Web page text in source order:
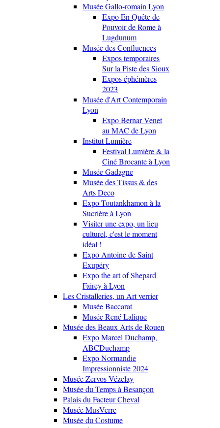
Musée Gallo-romain Lyon
Expo En Quête de
Pouvoir de Rome à
Lugdunum
Musée des Confluences
Expos temporaires
Sur la Piste des Sioux
Expos éphémères
2023
Musée d'Art Contemporain
Lyon
Expo Bernar Venet
au MAC de Lyon
Institut Lumière
Festival Lumière & la
Ciné Brocante à Lyon
Musée Gadagne
Musée des Tissus & des
Arts Deco
Expo Toutankhamon à la
Sucrière à Lyon
Visiter une expo, un lieu
culturel, c'est le moment
idéal !
Expo Antoine de Saint
Exupéry
Expo the art of Shepard
Fairey à Lyon
Les Cristalleries, un Art verrier
Musée Baccarat
Musée René Lalique
Musée des Beaux Arts de Rouen
Expo Marcel Duchamp,
ABCDuchamp
Expo Normandie
Impressionniste 2024
Musée Zervos Vézelay
Musée du Temps à Besançon
Palais du Facteur Cheval
Musée MusVerre
Musée du Costume